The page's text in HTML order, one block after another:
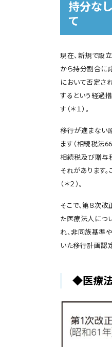
持分な
て
現在、新規で設
から持分割合に
において否定さ
するという経過
す（＊１）。
移行が進まない
ます（相続税法
相続税及び贈与
それがあります
（＊２）。
そこで、第８次
た医療法人につ
れ、非同族基準
いた移行計画認
◆医療